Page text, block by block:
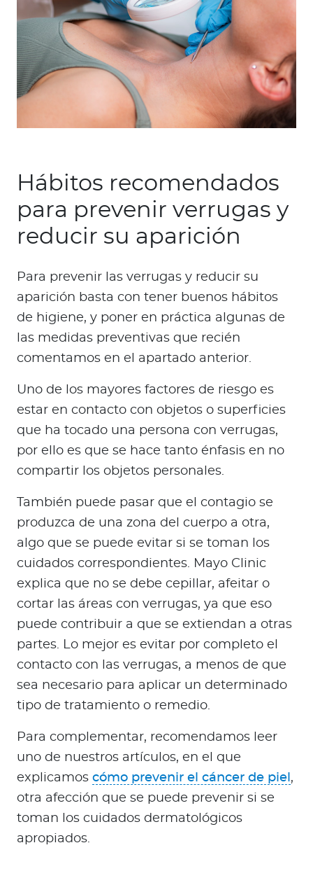
Hábitos recomendados
para prevenir verrugas y
reducir su aparición
Para prevenir las verrugas y reducir su
aparición basta con tener buenos hábitos
de higiene, y poner en práctica algunas de
las medidas preventivas que recién
comentamos en el apartado anterior.
Uno de los mayores factores de riesgo es
estar en contacto con objetos o superficies
que ha tocado una persona con verrugas,
por ello es que se hace tanto énfasis en no
compartir los objetos personales.
También puede pasar que el contagio se
produzca de una zona del cuerpo a otra,
algo que se puede evitar si se toman los
cuidados correspondientes. Mayo Clinic
explica que no se debe cepillar, afeitar o
cortar las áreas con verrugas, ya que eso
puede contribuir a que se extiendan a otras
partes. Lo mejor es evitar por completo el
contacto con las verrugas, a menos de que
sea necesario para aplicar un determinado
tipo de tratamiento o remedio.
Para complementar, recomendamos leer
uno de nuestros artículos, en el que
explicamos cómo prevenir el cáncer de piel ,
otra afección que se puede prevenir si se
toman los cuidados dermatológicos
apropiados.